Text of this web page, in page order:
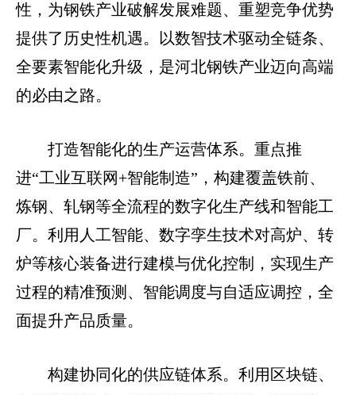
性，为钢铁产业破解发展难题、重塑竞争优势
提供了历史性机遇。以数智技术驱动全链条、
全要素智能化升级，是河北钢铁产业迈向高端
的必由之路。
打造智能化的生产运营体系。重点推
进“工业互联网+智能制造”，构建覆盖铁前、
炼钢、轧钢等全流程的数字化生产线和智能工
厂。利用人工智能、数字孪生技术对高炉、转
炉等核心装备进行建模与优化控制，实现生产
过程的精准预测、智能调度与自适应调控，全
面提升产品质量。
构建协同化的供应链体系。利用区块链、